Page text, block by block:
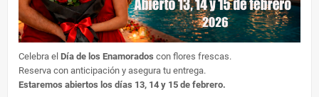
Celebra el Día de los Enamorados con flores frescas.
Reserva con anticipación y asegura tu entrega.
Estaremos abiertos los días 13, 14 y 15 de febrero.